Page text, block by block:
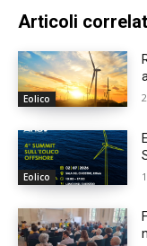
Articoli
Eolico
Eolico